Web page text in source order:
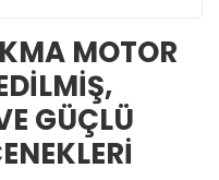
MOTOR
GÜÇLÜ